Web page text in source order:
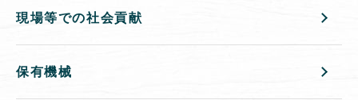
現場等での社会貢献
保有機械